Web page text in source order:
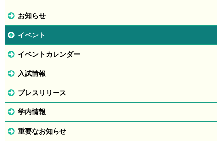
お知らせ
イベント
イベントカレンダー
入試情報
プレスリリース
学内情報
重要なお知らせ